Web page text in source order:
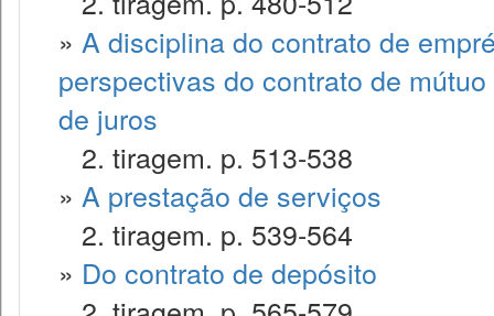
» A disciplina do contrato de
perspectivas do contrato de
de juros
2. tiragem. p. 513-538
» A prestação de serviços
2. tiragem. p. 539-564
» Do contrato de depósito